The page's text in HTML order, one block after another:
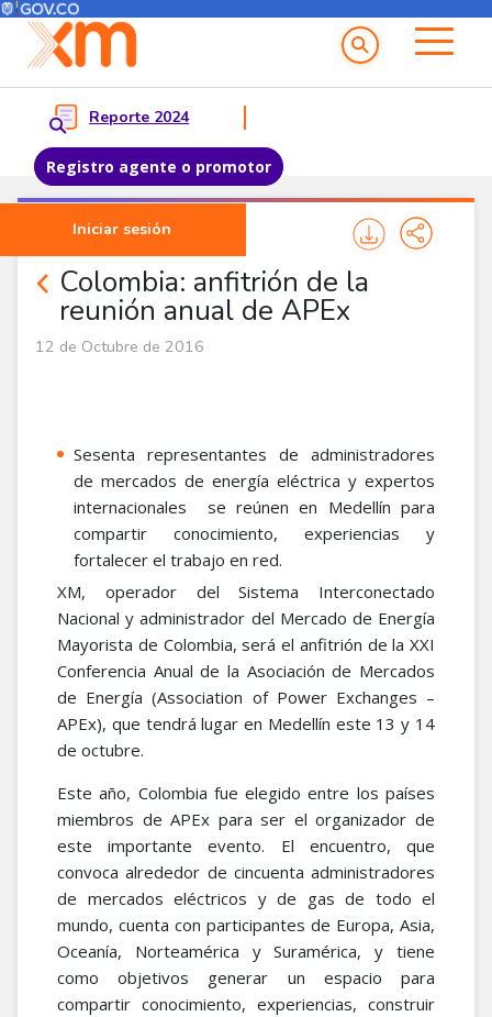
Pasar al contenido principal
Menú del Usuario
Reporte 2024
Registro agente o promotor
Iniciar sesión
Menu principal
Colombia: anfitrión de la
reunión anual de APEx
Comunicados
12 de Octubre de 2016
Sesenta representantes de administradores
de mercados de energía eléctrica y expertos
internacionales se reúnen en Medellín para
compartir conocimiento, experiencias y
fortalecer el trabajo en red.
XM, operador del Sistema Interconectado
Nacional y administrador del Mercado de Energía
Mayorista de Colombia, será el anfitrión de la XXI
Conferencia Anual de la Asociación de Mercados
de Energía (Association of Power Exchanges –
APEx), que tendrá lugar en Medellín este 13 y 14
de octubre.
Este año, Colombia fue elegido entre los países
miembros de APEx para ser el organizador de
este importante evento. El encuentro, que
convoca alrededor de cincuenta administradores
de mercados eléctricos y de gas de todo el
mundo, cuenta con participantes de Europa, Asia,
Oceanía, Norteamérica y Suramérica, y tiene
como objetivos generar un espacio para
compartir conocimiento, experiencias, construir